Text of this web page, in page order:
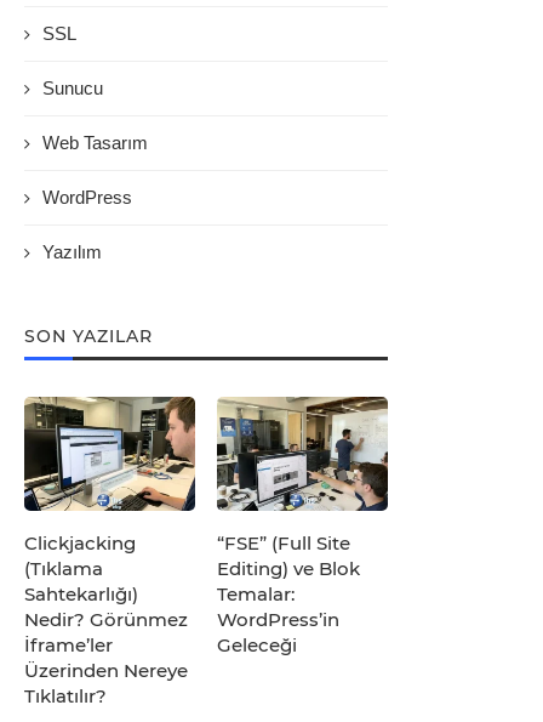
SSL
Sunucu
Web Tasarım
WordPress
Yazılım
SON YAZILAR
Clickjacking
(Tıklama
Sahtekarlığı)
Nedir? Görünmez
İframe’ler
Üzerinden Nereye
Tıklatılır?
“FSE” (Full Site
Editing) ve Blok
Temalar:
WordPress’in
Geleceği